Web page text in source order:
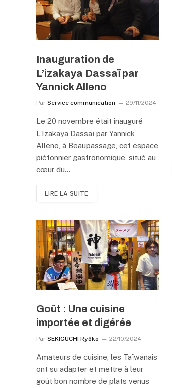
Inauguration de
L’izakaya Dassaï par
Yannick Alleno
Par Service communication 29/11/2024
Le 20 novembre était inauguré
L’Izakaya Dassaï par Yannick
Alleno, à Beaupassage, cet espace
piétonnier gastronomique, situé au
cœur du…
LIRE LA SUITE
Goût : Une cuisine
importée et digérée
Par SEKIGUCHI Ryôko 22/10/2024
Amateurs de cuisine, les Taïwanais
ont su adapter et mettre à leur
goût bon nombre de plats venus